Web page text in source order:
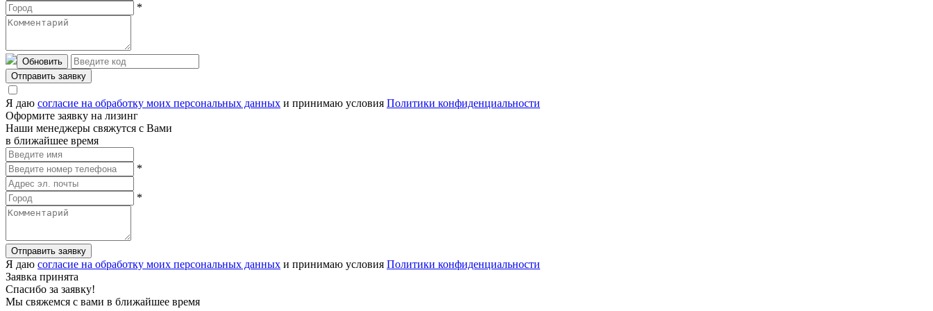
*
Обновить
Отправить заявку
Я даю согласие на обработку моих персональных данных и принимаю условия Политики конфиденциальности
Оформите заявку на лизинг
Наши менеджеры свяжутся с Вами
в ближайшее время
*
*
Отправить заявку
Я даю согласие на обработку моих персональных данных и принимаю условия Политики конфиденциальности
Заявка принята
Спасибо за заявку!
Мы свяжемся с вами в ближайшее время